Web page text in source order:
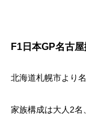
F1日本GP名古屋
北海道札幌市より
家族構成は大人2名